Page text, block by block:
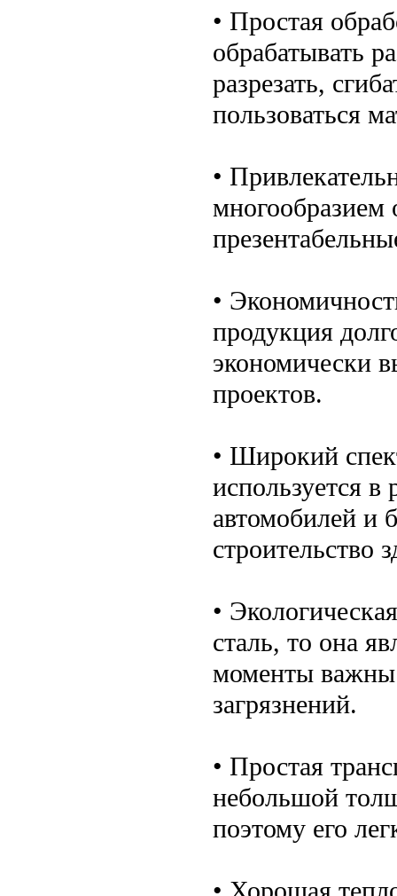
• Простая
обрабатывать
разрезать,
пользоваться
•
многообразием
•
продукция
экономически
проектов.
• Широкий
используется в
автомобилей и
строительство
•
сталь, то она
моменты
загрязнений.
• Простая
небольшой
поэтому его